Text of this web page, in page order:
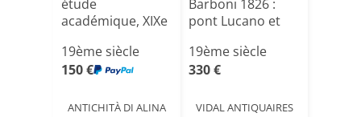
étude
académique, XIXe
19ème siècle
150 €
ANTICHITÀ DI ALINA
Barboni 1826 :
pont Lucano et
19ème siècle
330 €
VIDAL ANTIQUAIRES